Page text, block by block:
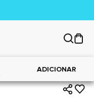
ADICIONAR